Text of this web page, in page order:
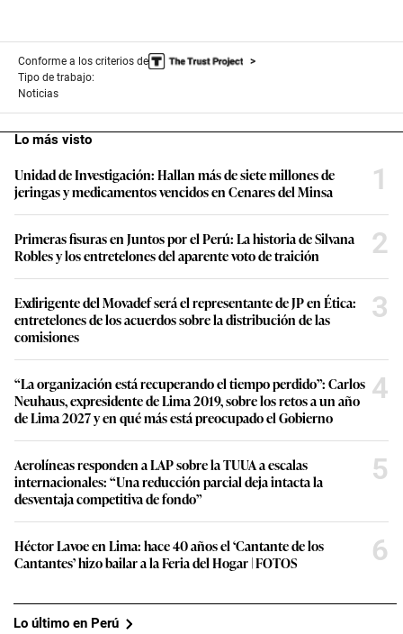
Conforme a los criterios de
Tipo de trabajo:
Noticias
Lo más visto
Unidad de Investigación: Hallan más de siete millones de
jeringas y medicamentos vencidos en Cenares del Minsa
1
Primeras fisuras en Juntos por el Perú: La historia de Silvana
Robles y los entretelones del aparente voto de traición
2
Exdirigente del Movadef será el representante de JP en Ética:
entretelones de los acuerdos sobre la distribución de las
comisiones
3
“La organización está recuperando el tiempo perdido”: Carlos
Neuhaus, expresidente de Lima 2019, sobre los retos a un año
de Lima 2027 y en qué más está preocupado el Gobierno
4
Aerolíneas responden a LAP sobre la TUUA a escalas
internacionales: “Una reducción parcial deja intacta la
desventaja competitiva de fondo”
5
Héctor Lavoe en Lima: hace 40 años el ‘Cantante de los
Cantantes’ hizo bailar a la Feria del Hogar | FOTOS
6
Lo último en Perú